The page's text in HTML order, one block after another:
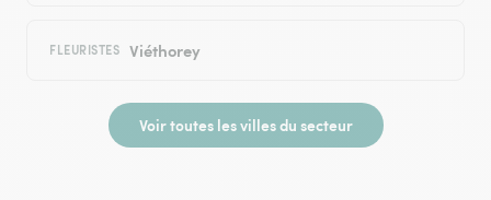
FLEURISTES Viéthorey
Voir toutes les villes du secteur